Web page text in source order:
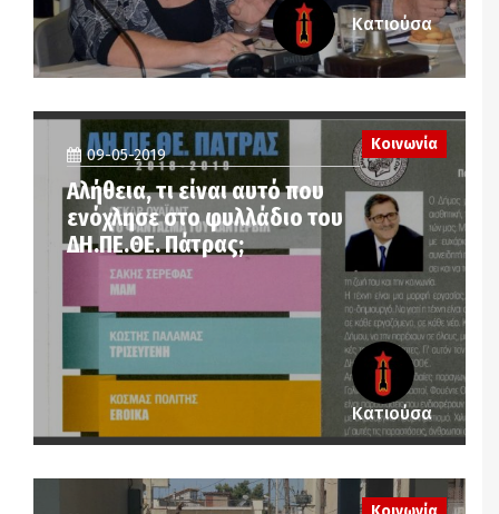
Κατιούσα
Κοινωνία
09-05-2019
Αλήθεια, τι είναι αυτό που
ενόχλησε στο φυλλάδιο του
ΔΗ.ΠΕ.ΘΕ. Πάτρας;
Κατιούσα